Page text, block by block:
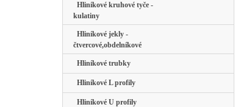
Hliníkové kruhové tyče -
kulatiny
Hliníkové jekly -
čtvercové,obdelníkové
Hliníkové trubky
Hliníkové L profily
Hliníkové U profily